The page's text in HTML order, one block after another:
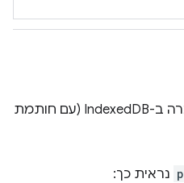
שמירת הבקשה שהועברה ב-IndexedDB (עם חותמת
נראית כך: